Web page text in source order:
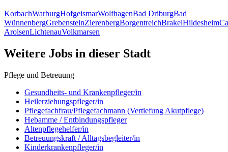
KorbachWarburgHofgeismarWolfhagenBad DriburgBad
WünnenbergGrebensteinZierenbergBorgentreichBrakelHildesheim
ArolsenLichtenauVolkmarsen
Weitere Jobs in dieser Stadt
Pflege und Betreuung
Gesundheits- und Krankenpfleger/in
Heilerziehungspfleger/in
Pflegefachfrau/Pflegefachmann (Vertiefung Akutpflege)
Hebamme / Entbindungspfleger
Altenpflegehelfer/in
Betreuungskraft / Alltagsbegleiter/in
Kinderkrankenpfleger/in